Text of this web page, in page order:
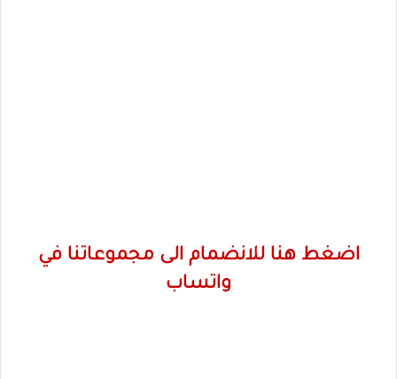
اضغط هنا للانضمام الى مجموعاتنا في
واتساب